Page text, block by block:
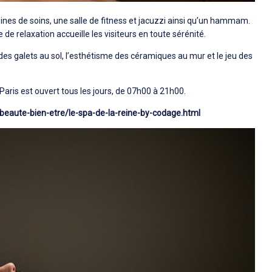
de soins, une salle de fitness et jacuzzi ainsi qu’un hammam.
relaxation accueille les visiteurs en toute sérénité.
galets au sol, l’esthétisme des céramiques au mur et le jeu des
est ouvert tous les jours, de 07h00 à 21h00.
bien-etre/le-spa-de-la-reine-by-codage.html